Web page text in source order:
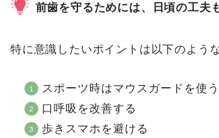
前歯を守るためには、日頃の工夫
特に意識したいポイントは以下のよう
スポーツ時はマウスガードを使う
口呼吸を改善する
歩きスマホを避ける